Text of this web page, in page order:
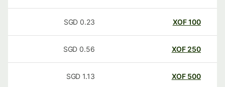
100
XOF
0.23
SGD
250
XOF
0.56
SGD
500
XOF
1.13
SGD